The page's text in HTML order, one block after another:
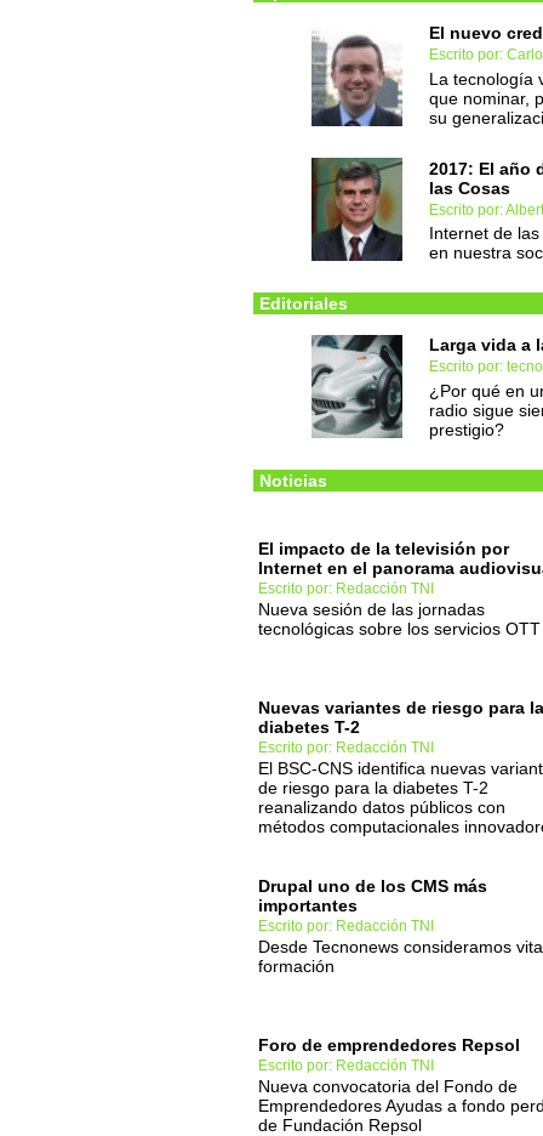
El nuevo
Escrito por:
La tecnología
que nominar,
su
2017: El año
las Cosas
Escrito por:
Internet de
en nuestra
Editoriales
Larga vida a
Escrito por:
¿Por qué en
radio sigue
prestigio?
Noticias
El impacto de la televisión por
Internet en el panorama
Escrito por: Redacción TNI
Nueva sesión de las jornadas
tecnológicas sobre los servicios OTT
Nuevas variantes de riesgo para la
diabetes T-2
Escrito por: Redacción TNI
El BSC-CNS identifica nuevas
de riesgo para la diabetes T-2
reanalizando datos públicos con
métodos computacionales
Drupal uno de los CMS más
importantes
Escrito por: Redacción TNI
Desde Tecnonews consideramos
formación
Foro de emprendedores Repsol
Escrito por: Redacción TNI
Nueva convocatoria del Fondo de
Emprendedores Ayudas a fondo
de Fundación Repsol